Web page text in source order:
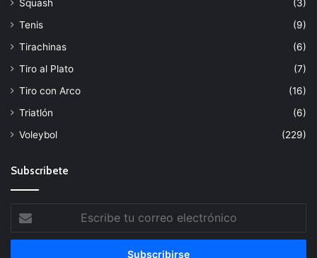
Squash
(3)
Tenis
(9)
Tirachinas
(6)
Tiro al Plato
(7)
Tiro con Arco
(16)
Triatlón
(6)
Voleybol
(229)
Subscribete
tu
correo